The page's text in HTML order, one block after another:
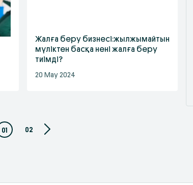
Жалға беру бизнесі:жылжымайтын
мүліктен басқа нені жалға беру
тиімді?
20 May 2024
01 02